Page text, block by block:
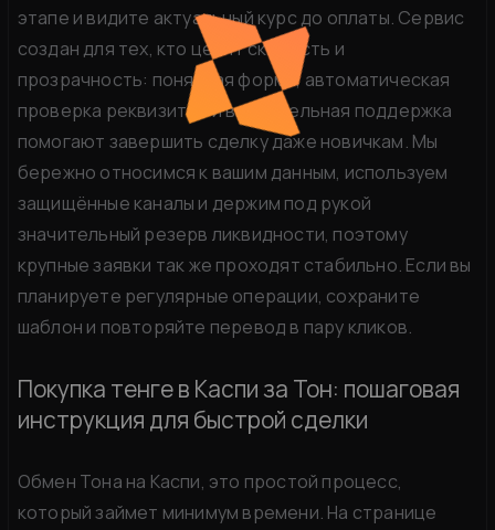
этапе и видите актуальный курс до оплаты. Сервис
создан для тех, кто ценит скорость и
прозрачность: понятная форма, автоматическая
проверка реквизитов и внимательная поддержка
помогают завершить сделку даже новичкам. Мы
бережно относимся к вашим данным, используем
защищённые каналы и держим под рукой
значительный резерв ликвидности, поэтому
крупные заявки так же проходят стабильно. Если вы
планируете регулярные операции, сохраните
шаблон и повторяйте перевод в пару кликов.
Покупка тенге в Каспи за Тон: пошаговая
инструкция для быстрой сделки
Обмен Тона на Каспи, это простой процесс,
который займет минимум времени. На странице